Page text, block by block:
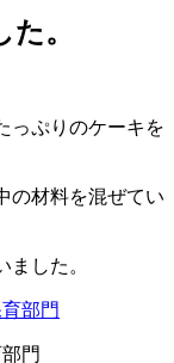
。
っぷりのケーキを
の材料を混ぜてい
した。
門